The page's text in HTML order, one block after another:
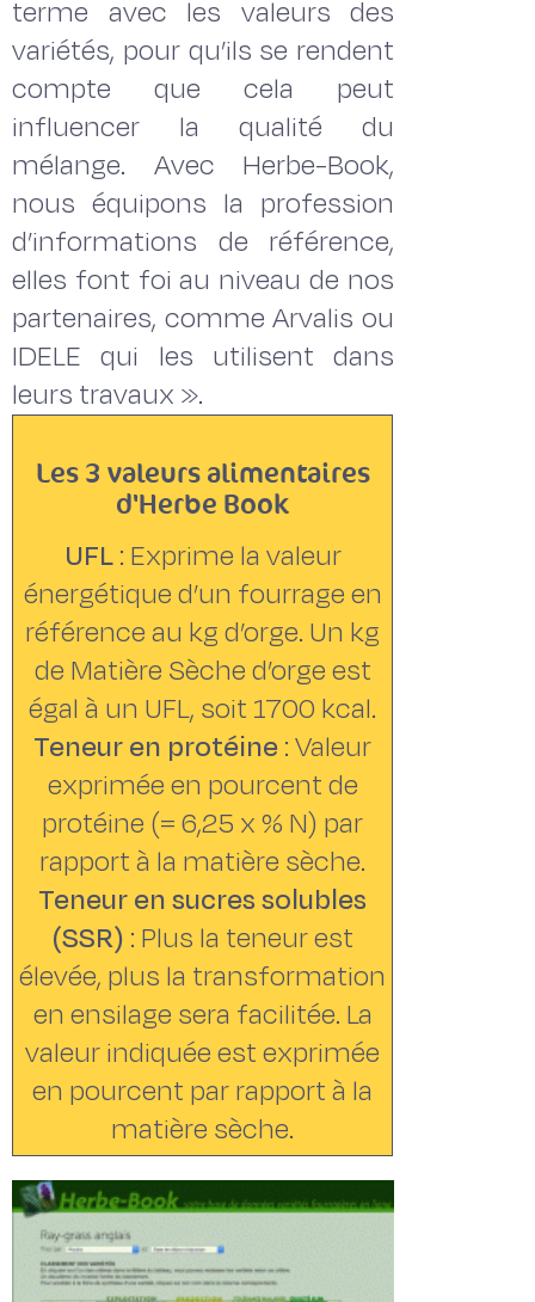
terme avec les valeurs des
variétés, pour qu’ils se rendent
compte que cela peut
influencer la qualité du
mélange. Avec Herbe-Book,
nous équipons la profession
d’informations de référence,
elles font foi au niveau de nos
partenaires, comme Arvalis ou
IDELE qui les utilisent dans
leurs travaux ».
Les 3 valeurs alimentaires
d'Herbe Book
UFL: Exprime la valeur
énergétique d’un fourrage en
référence au kg d’orge. Un kg
de Matière Sèche d’orge est
égal à un UFL, soit 1700 kcal.
Teneur en protéine: Valeur
exprimée en pourcent de
protéine (= 6,25 x % N) par
rapport à la matière sèche.
Teneur en sucres solubles
(SSR) : Plus la teneur est
élevée, plus la transformation
en ensilage sera facilitée. La
valeur indiquée est exprimée
en pourcent par rapport à la
matière sèche.